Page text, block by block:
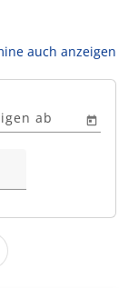
auch anzeigen
ab